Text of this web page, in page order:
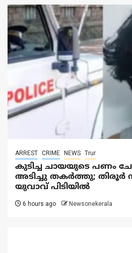
ARREST CRIME NEWS Trur
കുടിച്ച ചായയുടെ പണം
അടിച്ചു തകർത്തു; തിരൂർ
യുവാവ് പിടിയിൽ
6 hours ago Newsonekerala